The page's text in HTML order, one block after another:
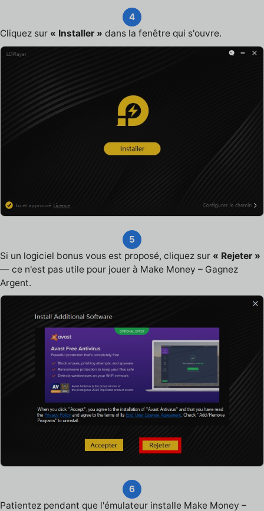
4
Cliquez sur « Installer » dans la fenêtre qui s'ouvre.
5
Si un logiciel bonus vous est proposé, cliquez sur « Rejeter »
— ce n'est pas utile pour jouer à Make Money – Gagnez
Argent.
6
Patientez pendant que l'émulateur installe Make Money –